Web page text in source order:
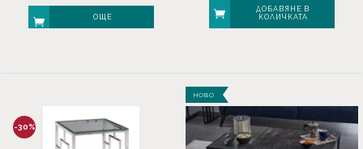
ОЩЕ
ДОБАВЯНЕ В
КОЛИЧКАТА
-30%
НОВО